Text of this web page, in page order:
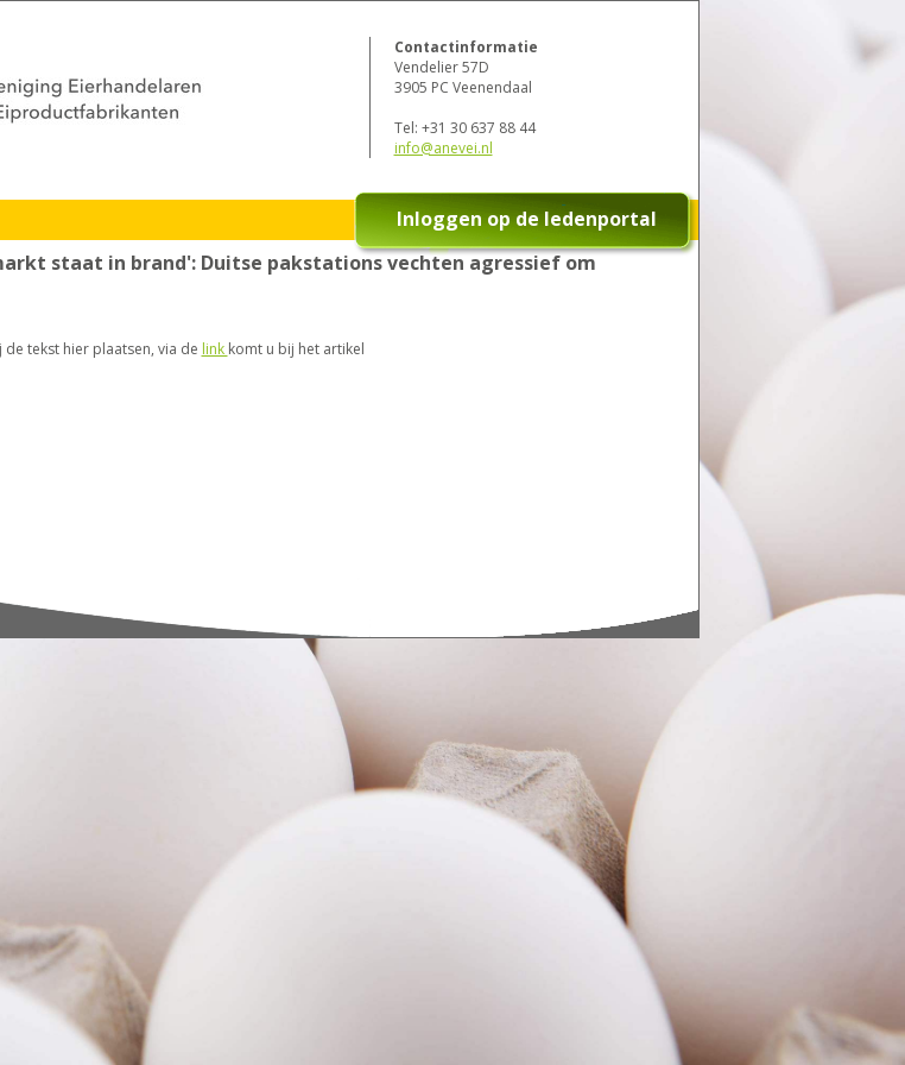
Contactinformatie
Vendelier 57D
3905 PC Veenendaal
Tel: +31 30 637 88 44
info@anevei.nl
staat in brand': Duitse pakstations vechten agressief om
tekst hier plaatsen, via de link komt u bij het artikel
Inloggen op de ledenportal